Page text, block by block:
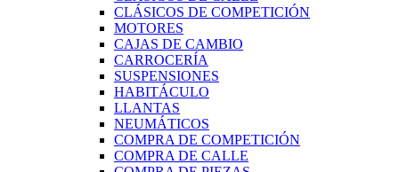
CLÁSICOS DE COMPETICIÓN
MOTORES
CAJAS DE CAMBIO
CARROCERÍA
SUSPENSIONES
HABITÁCULO
LLANTAS
NEUMÁTICOS
COMPRA DE COMPETICIÓN
COMPRA DE CALLE